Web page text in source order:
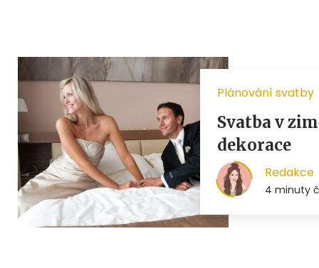
Plánování svatby
Svatba v
dekorace
Redakce
4 minuty